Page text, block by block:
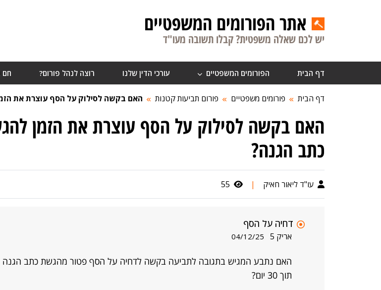
אתר הפורומים המשפטיים
יש לכם שאלה משפטית? קבלו תשובה מעו"ד
דף הבית הפורומים המשפטיים עורכי הדין שלנו רוצה לנהל פורום? חם
דף הבית פורומים משפטיים פורום תביעות קטנות האם בקשה לסילוק על הסף עוצרת את
האם בקשה לסילוק על הסף עוצרת את הזמן
כתב הגנה?
עו"ד ליאור חאיק |
55
דחיה על הסף
אריק 5 04/12/25
האם נתבע המגיש בתגובה לתביעה בקשה לדחיה על הסף פטור מהגשת כתב הגנה
תוך 30 יום?